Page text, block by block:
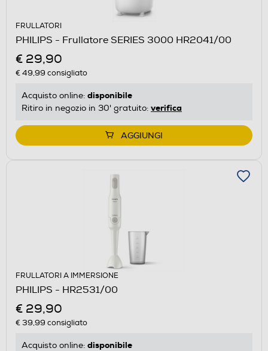
FRULLATORI
PHILIPS - Frullatore SERIES 3000 HR2041/00
€ 29,90
€ 49,99 consigliato
Acquisto online: disponibile
Ritiro in negozio in 30' gratuito: verifica
AGGIUNGI
FRULLATORI A IMMERSIONE
PHILIPS - HR2531/00
€ 29,90
€ 39,99 consigliato
Acquisto online: disponibile